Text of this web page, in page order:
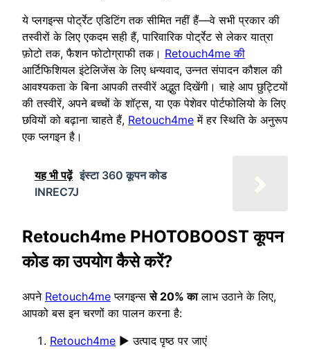
ये प्लगइन्स पोर्ट्रेट एडिटिंग तक सीमित नहीं हैं—वे सभी प्रकार की
तस्वीरों के लिए एकदम सही हैं, पारिवारिक पोर्ट्रेट से लेकर यात्रा
फ़ोटो तक, फैशन फोटोग्राफी तक। Retouch4me की
आर्टिफिशियल इंटेलिजेंस के लिए धन्यवाद, उन्नत संपादन कौशल की
आवश्यकता के बिना आपकी तस्वीरें अद्भुत दिखेंगी। चाहे आप छुट्टियों
की तस्वीरें, अपने बच्चों के शॉट्स, या एक पेशेवर पोर्टफोलियो के लिए
छवियों को बढ़ाना चाहते हैं, Retouch4me में हर स्थिति के अनुरूप
एक प्लगइन है।
यह भी पढ़ें इंस्टा 360 कूपन कोड
INREC7J
Retouch4me PHOTOBOOSTकूपन
कोड का उपयोग कैसे करें?
अपने Retouch4me प्लगइन्ससे 20% कालाभ उठाने के लिए,
आपको बस इन चरणों का पालन करना है:
Retouch4me ▶️ उत्पाद पृष्ठ पर जाएं